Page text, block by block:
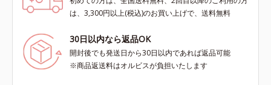
は、3,300円以上(税込)のお買い上げで、送料無料
30日以内なら返品OK
開封後でも発送日から30日以内であれば返品可能
※商品返送料はオルビスが負担いたします